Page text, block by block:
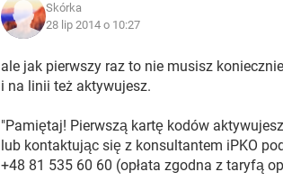
Skórka
28 lip 2014 o 10:27
ale jak pierwszy raz to nie musisz
i na linii też aktywujesz.
"Pamiętaj! Pierwszą kartę kodów
lub kontaktując się z konsultantem iPKO
+48 81 535 60 60 (opłata zgodna z taryfą